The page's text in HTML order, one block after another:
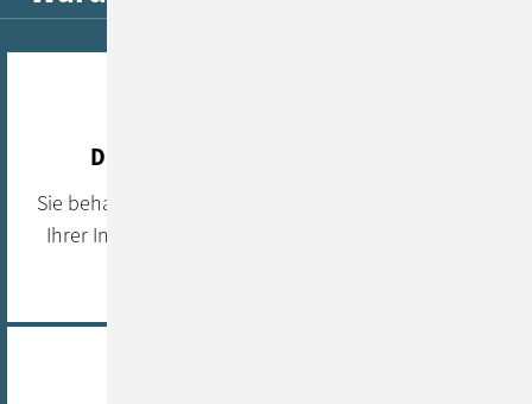
DSGVO-konform & datensouverän
Sie behalten die volle Datenkontrolle – wahlweise in
Ihrer Infrastruktur oder in einer souveränen Cloud